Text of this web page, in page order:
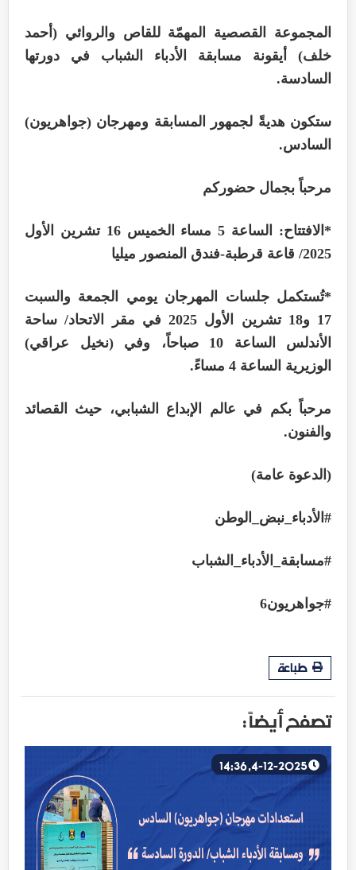
المجموعة القصصية المهمّة للقاص والروائي (أحمد
خلف) أيقونة مسابقة الأدباء الشباب في دورتها
السادسة.
ستكون هديةً لجمهور المسابقة ومهرجان (جواهريون)
السادس.
مرحباً بجمال حضوركم
*الافتتاح: الساعة 5 مساء الخميس 16 تشرين الأول
2025/ قاعة قرطبة-فندق المنصور ميليا
*تُستكمل جلسات المهرجان يومي الجمعة والسبت
17 و18 تشرين الأول 2025 في مقر الاتحاد/ ساحة
الأندلس الساعة 10 صباحاً، وفي (نخيل عراقي)
الوزيرية الساعة 4 مساءً.
مرحباً بكم في عالم الإبداع الشبابي، حيث القصائد
والفنون.
(الدعوة عامة)
#الأدباء_نبض_الوطن
#مسابقة_الأدباء_الشباب
#جواهريون6
طباعة
تصفح أيضاً :